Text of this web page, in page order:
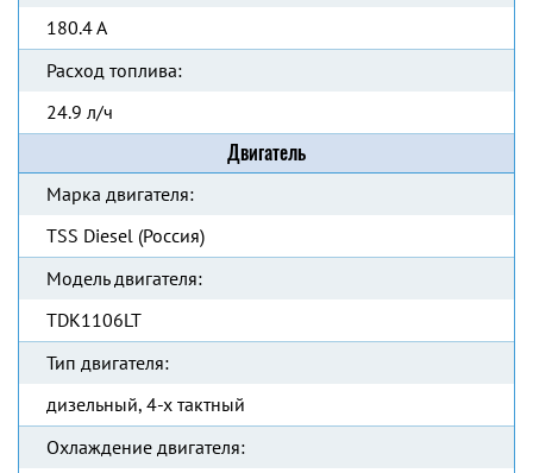
180.4 А
Расход топлива:
24.9 л/ч
Двигатель
Марка двигателя:
TSS Diesel (Россия)
Модель двигателя:
TDK1106LT
Тип двигателя:
дизельный, 4-х тактный
Охлаждение двигателя: